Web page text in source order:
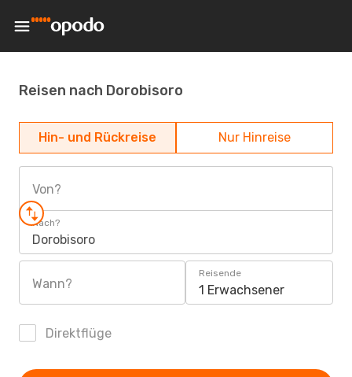
Reisen nach Dorobisoro
Hin- und Rückreise Nur Hinreise
Von?
Nach?
Dorobisoro
Wann?
Reisende
1 Erwachsener
Direktflüge